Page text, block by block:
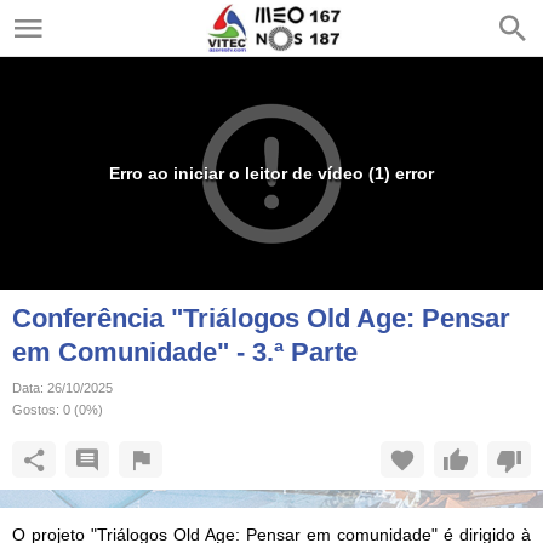
Erro ao iniciar o leitor de vídeo (1) error
Conferência "Triálogos Old Age: Pensar
em Comunidade" - 3.ª Parte
Data: 26/10/2025
Gostos: 0 (0%)
O projeto "Triálogos Old Age: Pensar em comunidade" é dirigido à